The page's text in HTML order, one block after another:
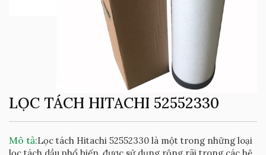
LỌC TÁCH HITACHI 52552330
Mô tả:Lọc tách Hitachi 52552330 là một trong những loại